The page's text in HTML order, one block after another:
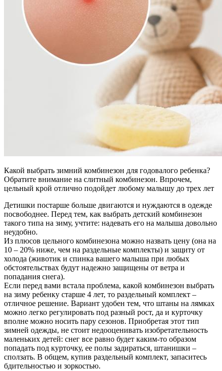
Какой выбрать зимний комбинезон для годовалого ребенка?
Обратите внимание на слитный комбинезон. Впрочем,
цельный крой отлично подойдет любому малышу до трех лет
Детишки постарше больше двигаются и нуждаются в одежде
посвободнее. Перед тем, как выбрать детский комбинезон
такого типа на зиму, учтите: надевать его на малыша довольно
неудобно.
Из плюсов цельного комбинезона можно назвать цену (она на
10 – 20% ниже, чем на раздельные комплекты) и защиту от
холода (животик и спинка вашего малыша при любых
обстоятельствах будут надежно защищены от ветра и
попадания снега).
Если перед вами встала проблема, какой комбинезон выбрать
на зиму ребенку старше 4 лет, то раздельный комплект –
отличное решение. Вариант удобен тем, что штаны на лямках
можно легко регулировать под разный рост, да и курточку
вполне можно носить пару сезонов. Приобретая этот тип
зимней одежды, не стоит недооценивать изобретательность
маленьких детей: снег все равно будет каким-то образом
попадать под курточку, ее полы задираться, штанишки –
сползать. В общем, купив раздельный комплект, запаситесь
бдительностью и зоркостью.